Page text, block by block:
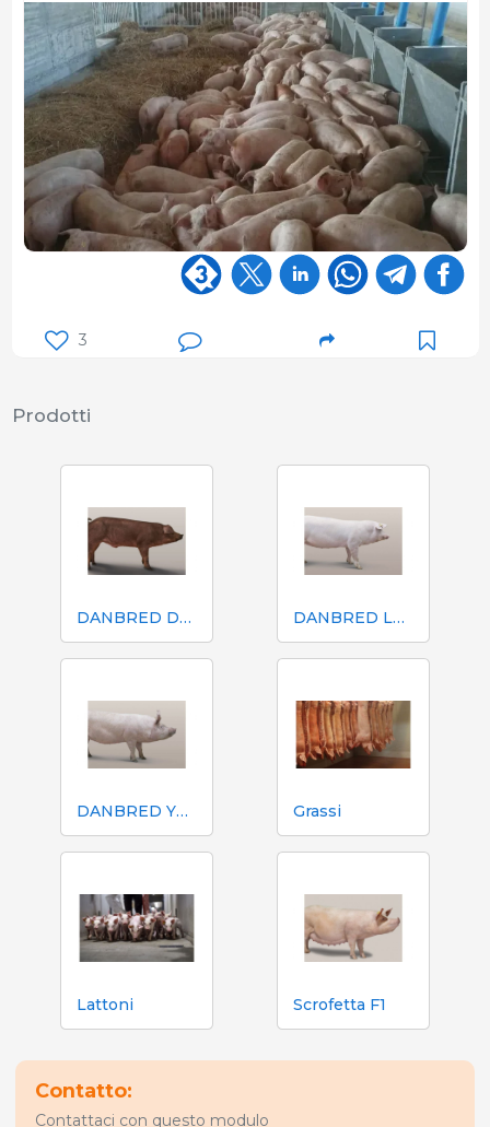
3
Prodotti
DANBRED DUROC (DD) DANBRED LANDRACE (LL)
DANBRED YORKSHIRE (YY) Grassi
Lattoni Scrofetta F1
Contatto:
Contattaci con questo modulo